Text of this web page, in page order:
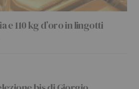
e 110 kg d’oro in lingotti